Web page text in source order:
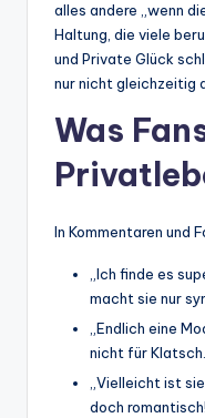
alles andere „wenn
Haltung, die viele
und Private Glück
nur nicht gleichzeitig
Was
In Kommentaren und
„Ich finde es
macht sie nur
„Endlich eine
nicht für
„Vielleicht ist
doch